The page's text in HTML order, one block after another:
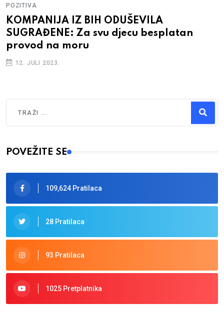
POZITIVA
KOMPANIJA IZ BIH ODUŠEVILA
SUGRAĐENE: Za svu djecu besplatan
provod na moru
12. JULI 2023.
Type 2 or more characters for results.
POVEŽITE SE
109,624 Pratilaca
28 Pratilaca
93 Pratilaca
1025 Pretplatnika